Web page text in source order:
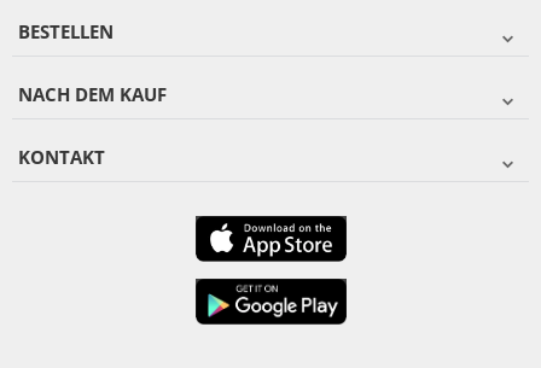
BESTELLEN
NACH DEM KAUF
KONTAKT